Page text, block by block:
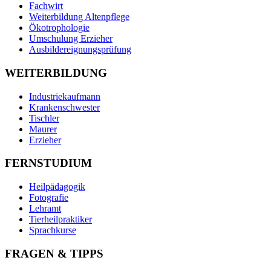
Fachwirt
Weiterbildung Altenpflege
Ökotrophologie
Umschulung Erzieher
Ausbildereignungsprüfung
WEITERBILDUNG
Industriekaufmann
Krankenschwester
Tischler
Maurer
Erzieher
FERNSTUDIUM
Heilpädagogik
Fotografie
Lehramt
Tierheilpraktiker
Sprachkurse
FRAGEN & TIPPS